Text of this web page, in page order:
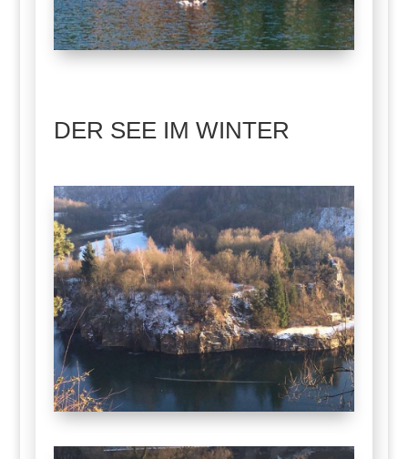
DER SEE IM WINTER